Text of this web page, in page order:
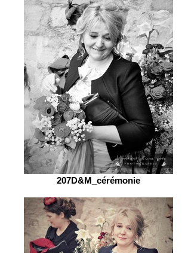
207D&M_cérémonie